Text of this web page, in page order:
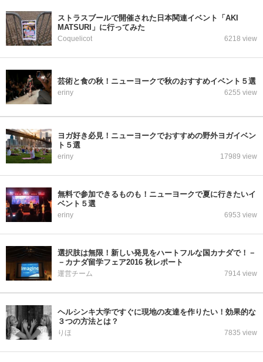
ストラスブールで開催された日本関連イベント「AKI
MATSURI」に行ってみた
Coquelicot 6218 view
芸術と食の秋！ニューヨークで秋のおすすめイベント５選
eriny 6255 view
ヨガ好き必見！ニューヨークでおすすめの野外ヨガイベン
ト５選
eriny 17989 view
無料で参加できるものも！ニューヨークで夏に行きたいイ
ベント５選
eriny 6953 view
選択肢は無限！新しい発見をハートフルな国カナダで！－
－カナダ留学フェア2016 秋レポート
運営チーム 7914 view
ヘルシンキ大学ですぐに現地の友達を作りたい！効果的な
３つの方法とは？
りほ 7835 view